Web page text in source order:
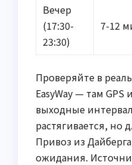
Вечер
(17:30-
23:30)
7-12
Проверяйте в
EasyWay — там
выходные
растягивается, но
Привоз из
ожидания.